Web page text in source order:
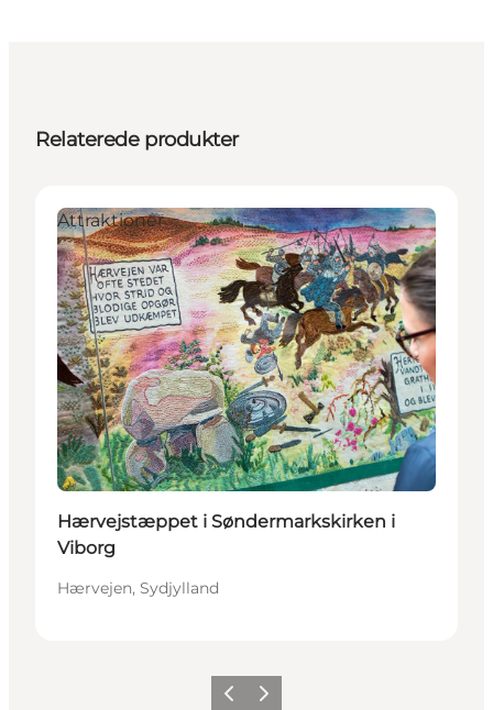
Relaterede produkter
Attraktioner
Hærvejstæppet i Søndermarkskirken i
Viborg
Hærvejen, Sydjylland
ForrigeNæste